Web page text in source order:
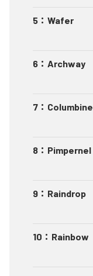
5 ： Wafer
6 ： Archway
7 ： Columbine
8 ： Pimpernel
9 ： Raindrop
10 ： Rainbow